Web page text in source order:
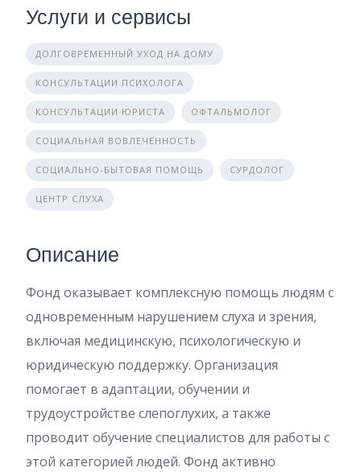
Услуги и сервисы
ДОЛГОВРЕМЕННЫЙ УХОД НА ДОМУ
КОНСУЛЬТАЦИИ ПСИХОЛОГА
КОНСУЛЬТАЦИИ ЮРИСТА ОФТАЛЬМОЛОГ
СОЦИАЛЬНАЯ ВОВЛЕЧЕННОСТЬ
СОЦИАЛЬНО-БЫТОВАЯ ПОМОЩЬ СУРДОЛОГ
ЦЕНТР СЛУХА
Описание
Фонд оказывает комплексную помощь людям с
одновременным нарушением слуха и зрения,
включая медицинскую, психологическую и
юридическую поддержку. Организация
помогает в адаптации, обучении и
трудоустройстве слепоглухих, а также
проводит обучение специалистов для работы с
этой категорией людей. Фонд активно